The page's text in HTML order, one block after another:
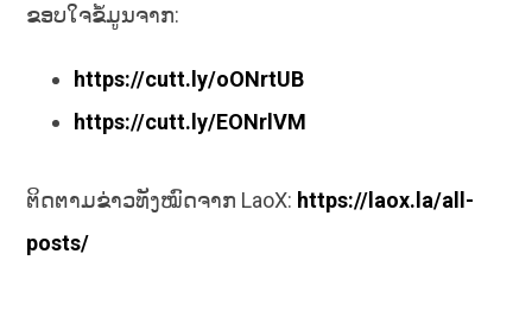
ຂອບໃຈຂໍ້ມູນຈາກ:
https://cutt.ly/oONrtUB
https://cutt.ly/EONrlVM
ຕິດຕາມຂ່າວທັງໝົດຈາກ LaoX: https://laox.la/all-
posts/